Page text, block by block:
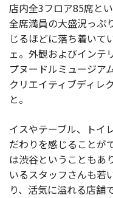
店内全3フロア85席と
全席満員の大盛況っぷ
じるほどに落ち着いて
ェ。外観およびインテ
プヌードルミュージア
クリエイティブディレ
と。
イスやテーブル、トイ
だわりを感じることが
は渋谷ということもあ
いるスタッフさんも若
り、活気に溢れる店舗